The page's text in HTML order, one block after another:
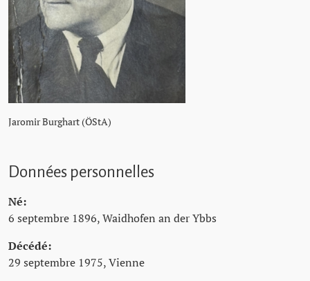
Jaromir Burghart (ÖStA)
Données personnelles
Né:
6 septembre 1896, Waidhofen an der Ybbs
Décédé:
29 septembre 1975, Vienne